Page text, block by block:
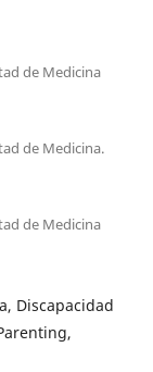
de Medicina
de Medicina.
de Medicina
Discapacidad